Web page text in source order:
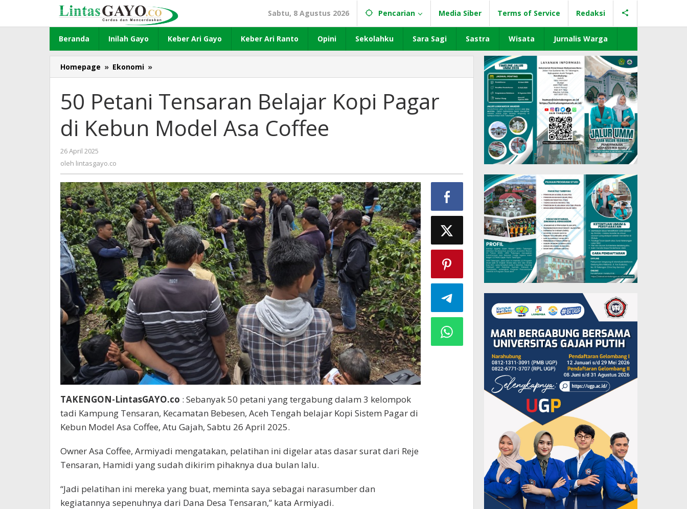
konten
Sabtu, 8 Agustus 2026 Pencarian Media Siber Terms of Service Redaksi
Beranda Inilah Gayo Keber Ari Gayo Keber Ari Ranto Opini Sekolahku Sara Sagi Sastra Wisata Jurnalis Warga
Homepage » Ekonomi »
Petani
Belajar
Kopi
Pagar
Coffee
50 Petani Tensaran Belajar Kopi Pagar
di Kebun Model Asa Coffee
26 April 2025
lintasgayo.co
oleh lintasgayo.co
TAKENGON-LintasGAYO.co : Sebanyak 50 petani yang tergabung dalam 3 kelompok
tadi Kampung Tensaran, Kecamatan Bebesen, Aceh Tengah belajar Kopi Sistem Pagar di
Kebun Model Asa Coffee, Atu Gajah, Sabtu 26 April 2025.
Owner Asa Coffee, Armiyadi mengatakan, pelatihan ini digelar atas dasar surat dari Reje
Tensaran, Hamidi yang sudah dikirim pihaknya dua bulan lalu.
“Jadi pelatihan ini mereka yang buat, meminta saya sebagai narasumber dan
kegiatannya sepenuhnya dari Dana Desa Tensaran,” kata Armiyadi.